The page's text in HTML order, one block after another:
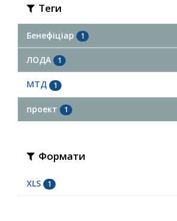
Теги
Бенефіціар 1
ЛОДА 1
МТД 1
проект 1
Формати
XLS 1